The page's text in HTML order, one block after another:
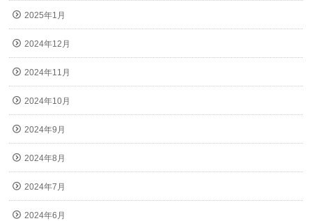
2025年1月
2024年12月
2024年11月
2024年10月
2024年9月
2024年8月
2024年7月
2024年6月